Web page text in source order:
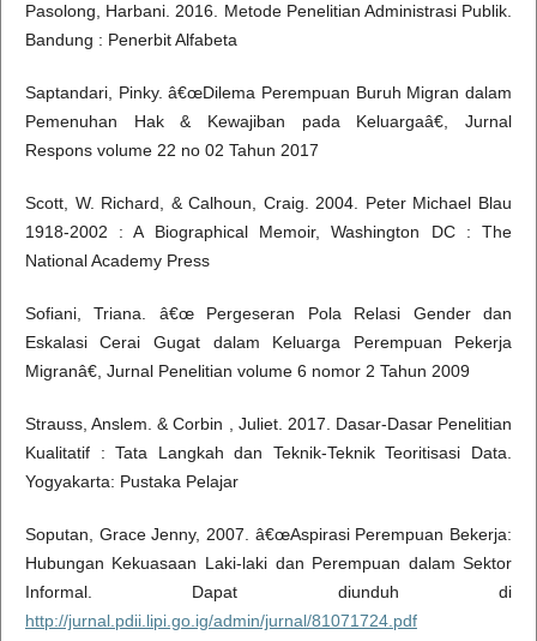
Pasolong, Harbani. 2016. Metode Penelitian Administrasi Publik.
Bandung : Penerbit Alfabeta
Saptandari, Pinky. â€œDilema Perempuan Buruh Migran dalam
Pemenuhan Hak & Kewajiban pada Keluargaâ€, Jurnal
Respons volume 22 no 02 Tahun 2017
Scott, W. Richard, & Calhoun, Craig. 2004. Peter Michael Blau
1918-2002 : A Biographical Memoir, Washington DC : The
National Academy Press
Sofiani, Triana. â€œ Pergeseran Pola Relasi Gender dan
Eskalasi Cerai Gugat dalam Keluarga Perempuan Pekerja
Migranâ€, Jurnal Penelitian volume 6 nomor 2 Tahun 2009
Strauss, Anslem. & Corbin , Juliet. 2017. Dasar-Dasar Penelitian
Kualitatif : Tata Langkah dan Teknik-Teknik Teoritisasi Data.
Yogyakarta: Pustaka Pelajar
Soputan, Grace Jenny, 2007. â€œAspirasi Perempuan Bekerja:
Hubungan Kekuasaan Laki-laki dan Perempuan dalam Sektor
Informal. Dapat diunduh di
http://jurnal.pdii.lipi.go.ig/admin/jurnal/81071724.pdf